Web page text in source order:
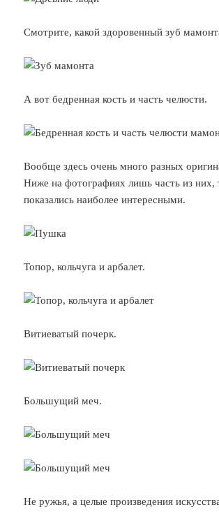
Смотрите, какой здоровенный зуб
А вот бедренная кость и часть челюсти.
Вообще здесь очень много разных
Ниже на фотографиях лишь часть из них,
показались наиболее интересными.
Топор, кольчуга и арбалет.
Витиеватый почерк.
Большущий меч.
Не ружья, а целые произведения